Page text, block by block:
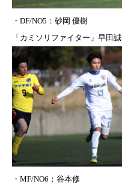
・DF/NO5： 砂岡 優樹
「カミソリファイター」早田誠
・ MF/NO6：谷本修